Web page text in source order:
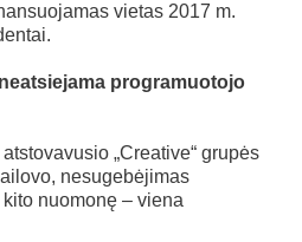
vietas 2017 m.
programuotojo
„Creative“ grupės
nesugebėjimas
nuomonę – viena